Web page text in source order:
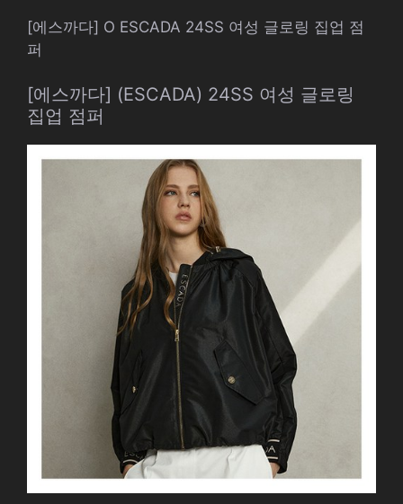
[에스까다] O ESCADA 24SS 여성 글로링 집업 점
퍼
[에스까다] (ESCADA) 24SS 여성 글로링
집업 점퍼